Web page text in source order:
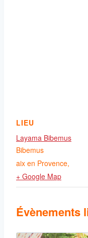
LIEU
Layama Bibemus
Bibemus
aix en Provence,
+ Google Map
Évènements